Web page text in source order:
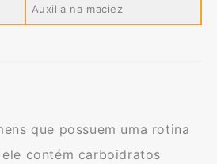
Auxilia na maciez
que possuem uma rotina
contém carboidratos